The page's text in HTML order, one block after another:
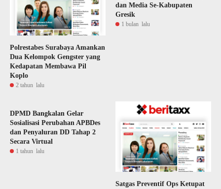
Polrestabes Surabaya Amankan
Dua Kelompok Gengster yang
Kedapatan Membawa Pil
Koplo
2 tahun lalu
dan Media Se-Kabupaten
Gresik
1 bulan lalu
DPMD Bangkalan Gelar
Sosialisasi Perubahan APBDes
dan Penyaluran DD Tahap 2
Secara Virtual
1 tahun lalu
Satgas Preventif Ops Ketupat